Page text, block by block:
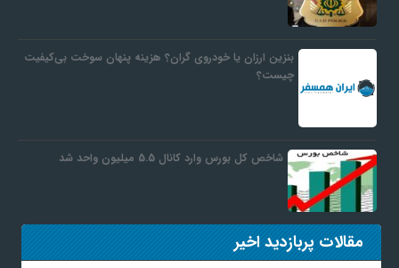
بنزین ارزان یا خودروی گران؟ هزینه پنهان سوخت بی‌کیفیت
چیست؟
شاخص کل بورس وارد کانال 5.5 میلیون واحد شد
مقالات پربازدید اخیر